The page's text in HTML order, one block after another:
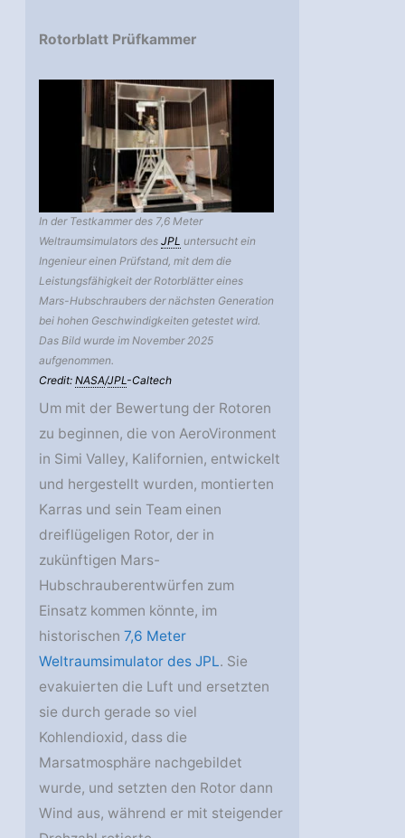
Rotorblatt Prüfkammer
In der Testkammer des 7,6 Meter
Weltraumsimulators desJPL untersucht ein
Ingenieur einen Prüfstand, mit dem die
Leistungsfähigkeit der Rotorblätter eines
Mars-Hubschraubers der nächsten Generation
bei hohen Geschwindigkeiten getestet wird.
Das Bild wurde im November 2025
aufgenommen.
Credit:NASA/JPL-Caltech
Um mit der Bewertung der Rotoren
zu beginnen, die von AeroVironment
in Simi Valley, Kalifornien, entwickelt
und hergestellt wurden, montierten
Karras und sein Team einen
dreiflügeligen Rotor, der in
zukünftigen Mars-
Hubschrauberentwürfen zum
Einsatz kommen könnte, im
historischen7,6 Meter
Weltraumsimulator des JPL. Sie
evakuierten die Luft und ersetzten
sie durch gerade so viel
Kohlendioxid, dass die
Marsatmosphäre nachgebildet
wurde, und setzten den Rotor dann
Wind aus, während er mit steigender